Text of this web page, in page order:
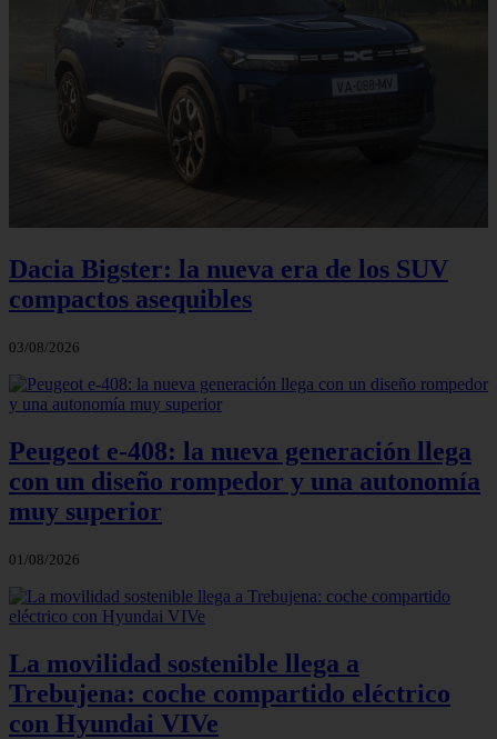
Dacia Bigster: la nueva era de los SUV
compactos asequibles
03/08/2026
Peugeot e-408: la nueva generación llega
con un diseño rompedor y una autonomía
muy superior
01/08/2026
La movilidad sostenible llega a
Trebujena: coche compartido eléctrico
con Hyundai VIVe